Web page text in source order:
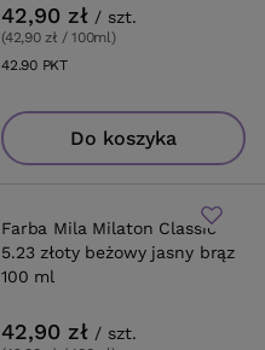
42,90 zł / szt.
(42,90 zł / 100ml)
42.90PKTpunktów
Do koszyka
Farba Mila Milaton Classic
5.23 złoty beżowy jasny brąz
100 ml
42,90 zł / szt.